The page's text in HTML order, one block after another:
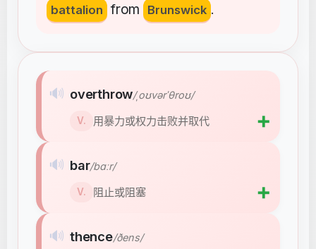
battalion from Brunswick .
🔊 overthrow/ˌoʊvərˈθroʊ/
V. 用暴力或权力击败并取代 ➕
🔊 bar/bɑːr/
V. 阻止或阻塞 ➕
🔊 thence/ðens/